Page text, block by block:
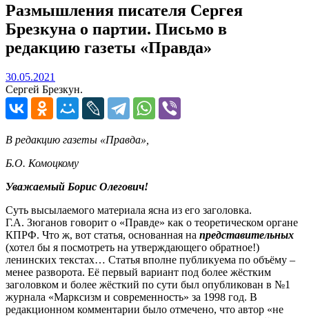
Размышления писателя Сергея
Брезкуна о партии. Письмо в
редакцию газеты «Правда»
30.05.2021
Сергей Брезкун.
В редакцию газеты «Правда»,
Б.О. Комоцкому
Уважаемый Борис Олегович!
Суть высылаемого материала ясна из его заголовка.
Г.А. Зюганов говорит о «Правде» как о теоретическом органе
КПРФ. Что ж, вот статья, основанная на представительных
(хотел бы я посмотреть на утверждающего обратное!)
ленинских текстах… Статья вполне публикуема по объёму –
менее разворота. Её первый вариант под более жёстким
заголовком и более жёсткий по сути был опубликован в №1
журнала «Марксизм и современность» за 1998 год. В
редакционном комментарии было отмечено, что автор «не